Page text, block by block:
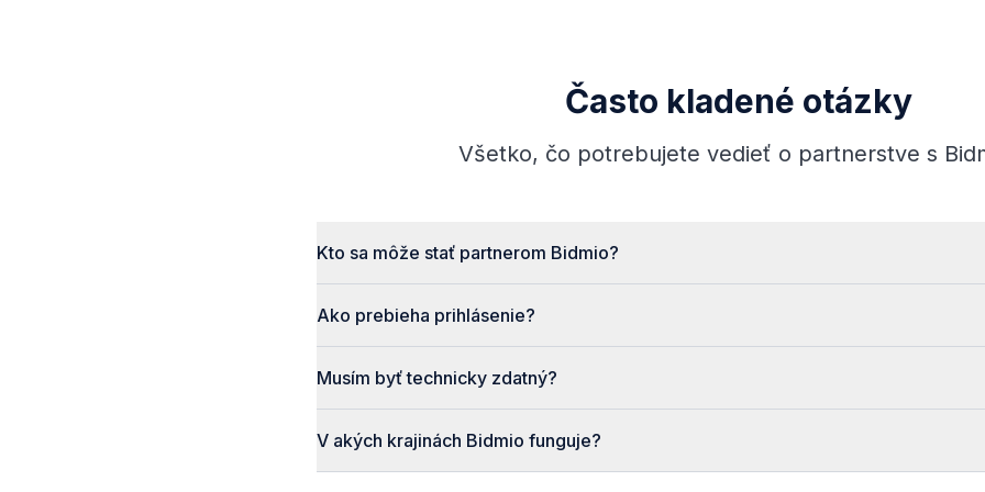
Často kladené otázky
Všetko, čo potrebujete vedieť o partnerstve s
Kto sa môže stať partnerom Bidmio?
Ako prebieha prihlásenie?
Musím byť technicky zdatný?
V akých krajinách Bidmio funguje?